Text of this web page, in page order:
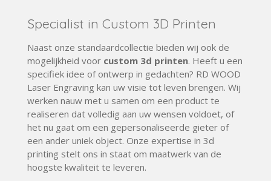
Specialist in Custom 3D Printen
Naast onze standaardcollectie bieden wij ook de
mogelijkheid voor custom 3d printen. Heeft u een
specifiek idee of ontwerp in gedachten? RD WOOD
LaserEngraving kan uw visie tot leven brengen. Wij
werken nauw met u samen om een product te
realiseren dat volledig aan uw wensen voldoet, of
het nu gaat om een gepersonaliseerde gieter of
een ander uniekobject. Onze expertise in 3d
printing stelt ons in staat om maatwerk van de
hoogste kwaliteit te leveren.